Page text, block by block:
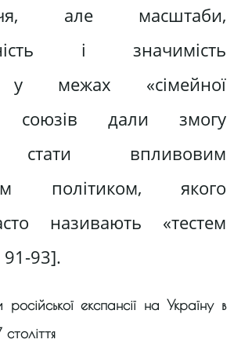
але масштаби,
і значимість
у межах «сімейної
союзів дали змогу
стати впливовим
політиком, якого
називають «тестем
93].
експансії на Україну в
століття